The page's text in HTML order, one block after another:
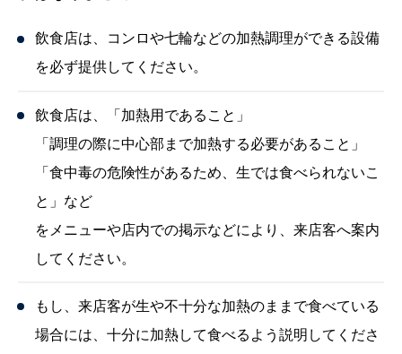
飲食店は、コンロや七輪などの加熱調理ができる設備
を必ず提供してください。
飲食店は、「加熱用であること」
「調理の際に中心部まで加熱する必要があること」
「食中毒の危険性があるため、生では食べられないこ
と」など
をメニューや店内での掲示などにより、来店客へ案内
してください。
もし、来店客が生や不十分な加熱のままで食べている
場合には、十分に加熱して食べるよう説明してくださ